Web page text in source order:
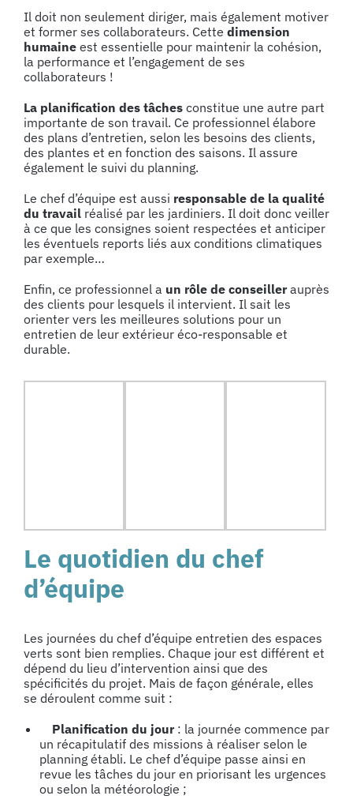
Il doit non seulement diriger, mais également motiver
et former ses collaborateurs. Cette dimension
humaine est essentielle pour maintenir la cohésion,
la performance et l’engagement de ses
collaborateurs !
La planification des tâches constitue une autre part
importante de son travail. Ce professionnel élabore
des plans d’entretien, selon les besoins des clients,
des plantes et en fonction des saisons. Il assure
également le suivi du planning.
Le chef d’équipe est aussi responsable de la qualité
du travail réalisé par les jardiniers. Il doit donc veiller
à ce que les consignes soient respectées et anticiper
les éventuels reports liés aux conditions climatiques
par exemple…
Enfin, ce professionnel a un rôle de conseillerauprès
des clients pour lesquels il intervient. Il sait les
orienter vers les meilleures solutions pour un
entretien de leur extérieur éco-responsable et
durable.
Le quotidien du chef
d’équipe
Les journées du chef d’équipe entretien des espaces
verts sont bien remplies. Chaque jour est différent et
dépend du lieu d’intervention ainsi que des
spécificités du projet. Mais de façon générale, elles
se déroulent comme suit :
Planification du jour: la journée commence par
un récapitulatif des missions à réaliser selon le
planning établi. Le chef d’équipe passe ainsi en
revue les tâches du jour en priorisant les urgences
ou selon la météorologie ;